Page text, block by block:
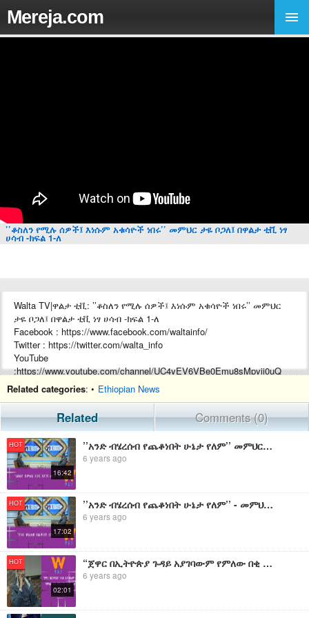
Mereja.com
’’ቆስለን የሚሉ ሰዎች፤ እነሱም አቁሳዮች ነበሩ’’ መምህር ታዬ ቦጋለ፤ በዋልታ ቲቪ ነፃ
ሀሳብ -ክፍል 1-ለ
Walta TV|ዋልታ ቲቪ: ’’ቆስለን የሚሉ ሰዎች፤ እነሱም አቁሳዮች ነበሩ’’ መምህር
ታዬ ቦጋለ፤ በዋልታ ቲቪ ነፃ ሀሳብ -ክፍል 1-ለ
Facebook : https://www.facebook.com/waltainfo/
Twitter : https://twitter.com/walta_info
YouTube
:https://www.youtube.com/channel/UC4yEV6VBe0Emu8sMpyij0uQ
Website :https://waltainfo.com
Related categories: • Ethiopian News
Related Comments (0)
HOT
16:42
’’አንድ ብሄረሰብ የጨቆነበት ሁኔታ የለም’’ መምህር ታዬ ቦጋለ፤ በዋልታ ቲቪ -ነፃ ሀሳብ ክፍል 1-ሐ
6 years ago
HOT
17:02
’’አንድ ብሄረሰብ የጨቆነበት ሁኔታ የለም’’ - መምህር ታዮ ቦጋለ፤ በዋልታ ቲቪ ነፃ ሀሳብ -ክፍል 1-ሀ
6 years ago
HOT
02:01
“ጀዋር በኢትዮጵያ ጉዳይ አያገባውም የምለው በቂ ምክንያት ስላለኝ ነው” መምህር ታዬ ቦጋለ - ረቡዕ ምሽት 3:00 ላይ በዋልታ ቲቪ ይጠብቁን
6 years ago